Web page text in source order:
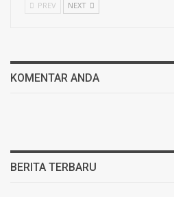
PREV NEXT
KOMENTAR ANDA
BERITA TERBARU